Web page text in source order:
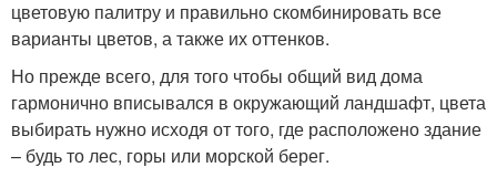
цветовую палитру и правильно скомбинировать все
варианты цветов, а также их оттенков.
Но прежде всего, для того чтобы общий вид дома
гармонично вписывался в окружающий ландшафт, цвета
выбирать нужно исходя от того, где расположено здание
– будь то лес, горы или морской берег.